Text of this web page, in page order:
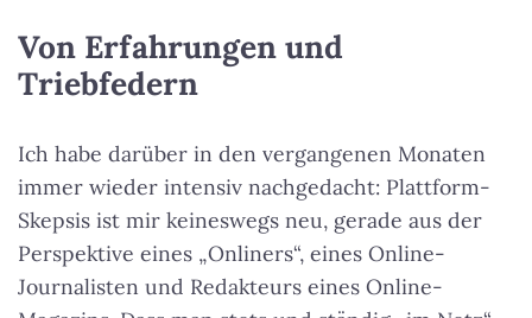
Von Erfahrungen und
Triebfedern
Ich habe darüber in den vergangenen Monaten
immer wieder intensiv nachgedacht: Plattform-
Skepsis ist mir keineswegs neu, gerade aus der
Perspektive eines „Onliners“, eines Online-
Journalisten und Redakteurs eines Online-